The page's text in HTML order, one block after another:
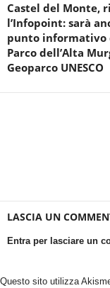
Castel del Monte,
l’Infopoint: sarà
punto informativo
Parco dell’Alta
Geoparco UNESCO
LASCIA UN
Entra per lasciare un
Questo sito utilizza